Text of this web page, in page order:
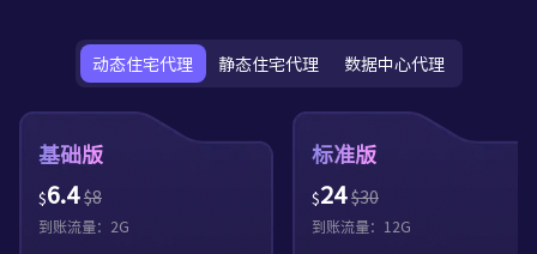
动态住宅代理 静态住宅代理 数据中心代理
基础版
$6.4 $8
到账流量： 2G
标准版
$24 $30
到账流量： 12G